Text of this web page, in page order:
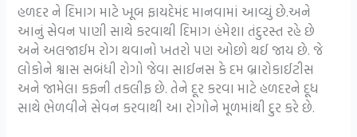
હળદર ને દિમાગ માટે ખૂબ ફાયદેમંદ માનવામાં આવ્યું છે.અને
આનું સેવન પાણી સાથે કરવાથી દિમાગ હંમેશા તંદુરસ્ત રહે છે
અને અલજાઈમ રોગ થવાનો ખતરો પણ ઓછો થઈ જાય છે. જે
લોકોને શ્વાસ સબંધી રોગો જેવા સાઈનસ કે દમ બ્રારોકાઈટીસ
અને જામેલા કફની તકલીફ છે. તેને દૂર કરવા માટે હળદરને દૂધ
સાથે ભેળવીને સેવન કરવાથી આ રોગોને મૂળમાંથી દુર કરે છે.